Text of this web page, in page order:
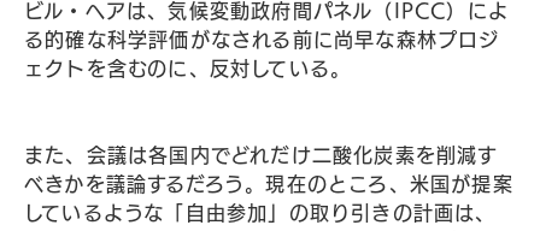
ビル・ヘアは、気候変動政府間パネル（IPCC）によ
る的確な科学評価がなされる前に尚早な森林プロジ
ェクトを含むのに、反対している。
また、会議は各国内でどれだけ二酸化炭素を削減す
べきかを議論するだろう。現在のところ、米国が提案
しているような「自由参加」の取り引きの計画は、